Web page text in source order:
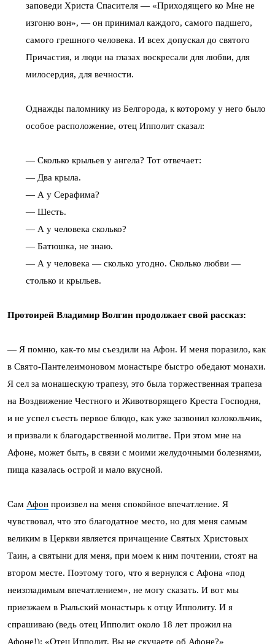
заповеди Христа Спасителя — «Приходящего ко Мне не
изгоню вон», — он принимал каждого, самого падшего,
самого грешного человека. И всех допускал до святого
Причастия, и люди на глазах воскресали для любви, для
милосердия, для вечности.
Однажды паломнику из Белгорода, к которому у него было
особое расположение, отец Ипполит сказал:
— Сколько крыльев у ангела? Тот отвечает:
— Два крыла.
— А у Серафима?
— Шесть.
— А у человека сколько?
— Батюшка, не знаю.
— А у человека — сколько угодно. Сколько любви —
столько и крыльев.
Протоирей Владимир Волгин продолжает свой рассказ:
— Я помню, как-то мы съездили на Афон. И меня поразило, как
в Свято-Пантелеимоновом монастыре быстро обедают монахи.
Я сел за монашескую трапезу, это была торжественная трапеза
на Воздвижение Честного и Животворящего Креста Господня,
и не успел съесть первое блюдо, как уже зазвонил колокольчик,
и призвали к благодарственной молитве. При этом мне на
Афоне, может быть, в связи с моими желудочными болезнями,
пища казалась острой и мало вкусной.
Сам Афон произвел на меня спокойное впечатление. Я
чувствовал, что это благодатное место, но для меня самым
великим в Церкви является причащение Святых Христовых
Таин, а святыни для меня, при моем к ним почтении, стоят на
втором месте. Поэтому того, что я вернулся с Афона «под
неизгладимым впечатлением», не могу сказать. И вот мы
приезжаем в Рыльский монастырь к отцу Ипполиту. И я
спрашиваю (ведь отец Ипполит около 18 лет прожил на
Афоне!): «Отец Ипполит, Вы не скучаете об Афоне?»